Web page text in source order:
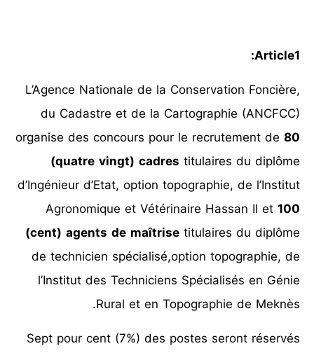
Article1:
L’Agence Nationale de la Conservation Foncière,
du Cadastre et de la Cartographie (ANCFCC)
organise des concours pour le recrutement de 80
(quatre vingt) cadres titulaires du diplôme
d’Ingénieur d’Etat, option topographie, de l’Institut
Agronomique et Vétérinaire Hassan II et100
(cent) agents de maîtrisetitulaires du diplôme
de technicien spécialisé,option topographie, de
l’Institut des Techniciens Spécialisés en Génie
Rural et en Topographie de Meknès.
Sept pour cent (7%) des postes seront réservés